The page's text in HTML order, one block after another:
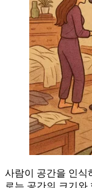
사람이 공간을 인식
로는 공간의 크기와